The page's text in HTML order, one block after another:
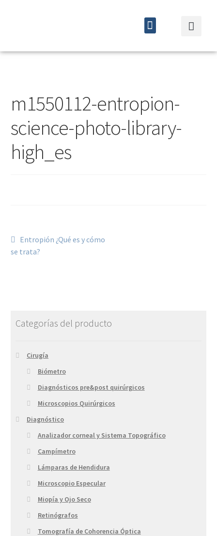
m1550112-entropion-
science-photo-library-
high_es
Entropión ¿Qué es y cómo
se trata?
Categorías del producto
Cirugía
Biómetro
Diagnósticos pre&post quirúrgicos
Microscopios Quirúrgicos
Diagnóstico
Analizador corneal y Sistema Topográfico
Campímetro
Lámparas de Hendidura
Microscopio Especular
Miopía y Ojo Seco
Retinógrafos
Tomografía de Cohorencia Óptica